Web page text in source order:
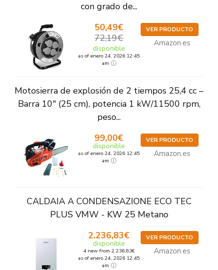
con grado de...
50,49€
72,19€
disponible
as of enero 24, 2026 12:45
am
VER PRODUCTO
Amazon.es
Motosierra de explosión de 2 tiempos 25,4 cc –
Barra 10" (25 cm), potencia 1 kW/11500 rpm,
peso...
99,00€
disponible
as of enero 24, 2026 12:45
am
VER PRODUCTO
Amazon.es
CALDAIA A CONDENSAZIONE ECO TEC
PLUS VMW - KW 25 Metano
2.236,83€
disponible
4 new from 2.236,83€
as of enero 24, 2026 12:45
am
VER PRODUCTO
Amazon.es